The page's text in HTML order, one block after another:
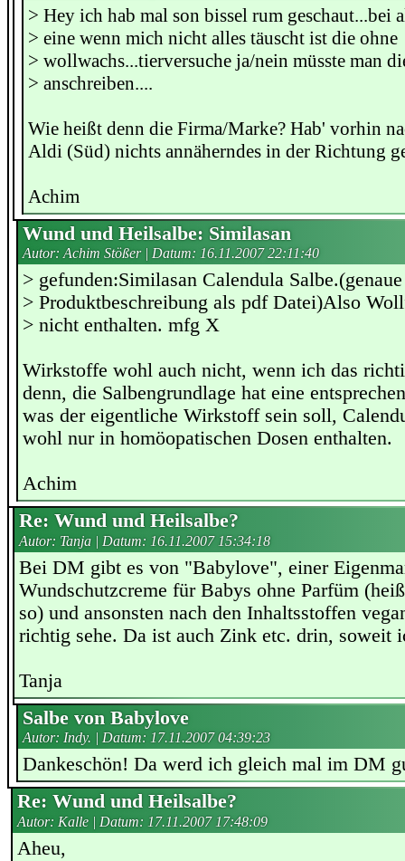
> Hey ich hab mal son bissel rum geschaut...bei
> eine wenn mich nicht alles täuscht ist die ohne
> wollwachs...tierversuche ja/nein müsste man
> anschreiben....
Wie heißt denn die Firma/Marke? Hab' vorhin
Aldi (Süd) nichts annäherndes in der Richtung
Achim
Wund und Heilsalbe: Similasan
Autor: Achim Stößer | Datum: 16.11.2007 22:11:40
> gefunden:Similasan Calendula Salbe.(genaue
> Produktbeschreibung als pdf Datei)Also
> nicht enthalten. mfg X
Wirkstoffe wohl auch nicht, wenn ich das
denn, die Salbengrundlage hat eine
was der eigentliche Wirkstoff sein soll,
wohl nur in homöopatischen Dosen enthalten.
Achim
Re: Wund und Heilsalbe?
Autor: Tanja | Datum: 16.11.2007 15:34:18
Bei DM gibt es von "Babylove", einer
Wundschutzcreme für Babys ohne Parfüm
so) und ansonsten nach den Inhaltsstoffen
richtig sehe. Da ist auch Zink etc. drin, soweit
Tanja
Salbe von Babylove
Autor: Indy. | Datum: 17.11.2007 04:39:23
Dankeschön! Da werd ich gleich mal im DM
Re: Wund und Heilsalbe?
Autor: Kalle | Datum: 17.11.2007 17:48:09
Aheu,